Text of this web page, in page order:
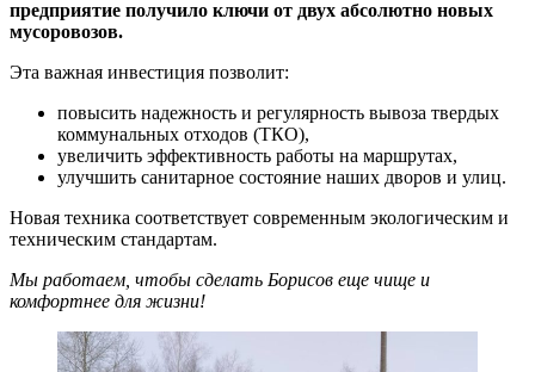
предприятие получило ключи от двух абсолютно новых
мусоровозов.
Эта важная инвестиция позволит:
повысить надежность и регулярность вывоза твердых
коммунальных отходов (ТКО),
увеличить эффективность работы на маршрутах,
улучшить санитарное состояние наших дворов и улиц.
Новая техника соответствует современным экологическим и
техническим стандартам.
Мы работаем, чтобы сделать Борисов еще чище и
комфортнее для жизни!